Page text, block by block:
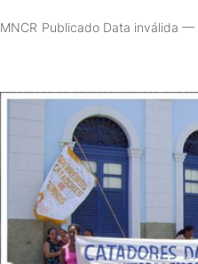
MNCR Publicado Data inválida —